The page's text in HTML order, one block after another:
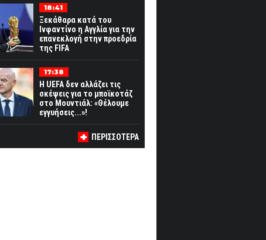
18:41
Ξεκάθαρα κατά του
Ινφαντίνο η Αγγλία για την
επανεκλογή στην προεδρία
της FIFA
17:38
Η UEFA δεν αλλάζει τις
σκέψεις για το μποϊκοτάζ
στο Μουντιάλ: «Θέλουμε
εγγυήσεις...»!
ΠΕΡΙΣΣΟΤΕΡΑ